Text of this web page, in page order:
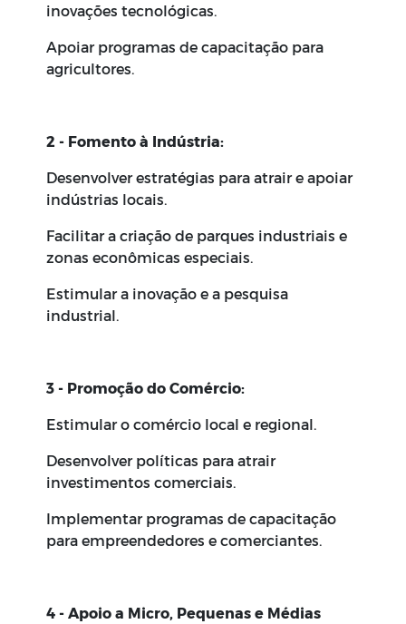
inovações tecnológicas.
Apoiar programas de capacitação para
agricultores.
2 - Fomento à Indústria:
Desenvolver estratégias para atrair e apoiar
indústrias locais.
Facilitar a criação de parques industriais e
zonas econômicas especiais.
Estimular a inovação e a pesquisa
industrial.
3 - Promoção do Comércio:
Estimular o comércio local e regional.
Desenvolver políticas para atrair
investimentos comerciais.
Implementar programas de capacitação
para empreendedores e comerciantes.
4 - Apoio a Micro, Pequenas e Médias